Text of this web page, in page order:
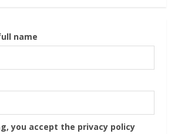
name
you accept the privacy policy